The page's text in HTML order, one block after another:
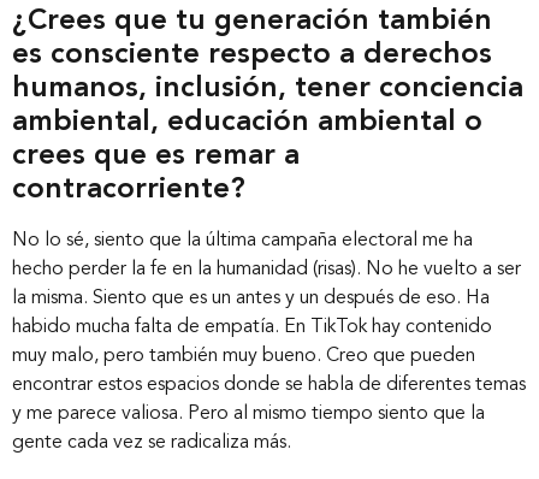
¿Crees que tu generación también
es consciente respecto a derechos
humanos, inclusión, tener conciencia
ambiental, educación ambiental o
crees que es remar a
contracorriente?
No lo sé, siento que la última campaña electoral me ha
hecho perder la fe en la humanidad (risas). No he vuelto a ser
la misma. Siento que es un antes y un después de eso. Ha
habido mucha falta de empatía. En TikTok hay contenido
muy malo, pero también muy bueno. Creo que pueden
encontrar estos espacios donde se habla de diferentes temas
y me parece valiosa. Pero al mismo tiempo siento que la
gente cada vez se radicaliza más.